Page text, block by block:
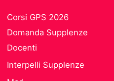
Corsi GPS 2026
Domanda Supplenze
Docenti
Interpelli Supplenze